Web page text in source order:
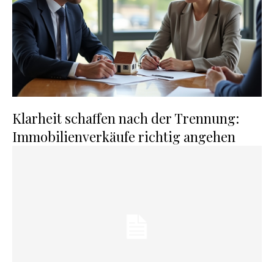
Klarheit schaffen nach der Trennung:
Immobilienverkäufe richtig angehen